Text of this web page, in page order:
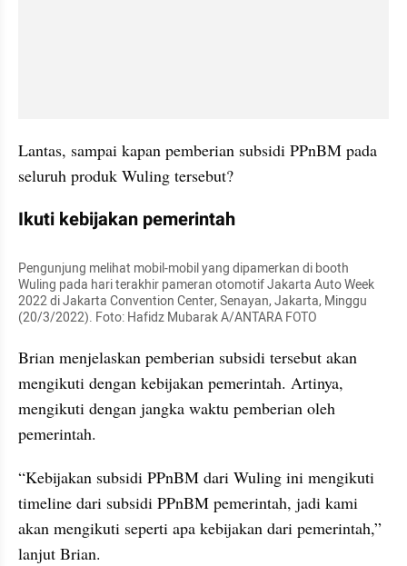
Lantas, sampai kapan pemberian subsidi PPnBM pada
seluruh produk Wuling tersebut?
Ikuti kebijakan pemerintah
Pengunjung melihat mobil-mobil yang dipamerkan di booth
Wuling pada hari terakhir pameran otomotif Jakarta Auto Week
2022 di Jakarta Convention Center, Senayan, Jakarta, Minggu
(20/3/2022). Foto: Hafidz Mubarak A/ANTARA FOTO
Brian menjelaskan pemberian subsidi tersebut akan
mengikuti dengan kebijakan pemerintah. Artinya,
mengikuti dengan jangka waktu pemberian oleh
pemerintah.
“Kebijakan subsidi PPnBM dari Wuling ini mengikuti
timeline dari subsidi PPnBM pemerintah, jadi kami
akan mengikuti seperti apa kebijakan dari pemerintah,”
lanjut Brian.